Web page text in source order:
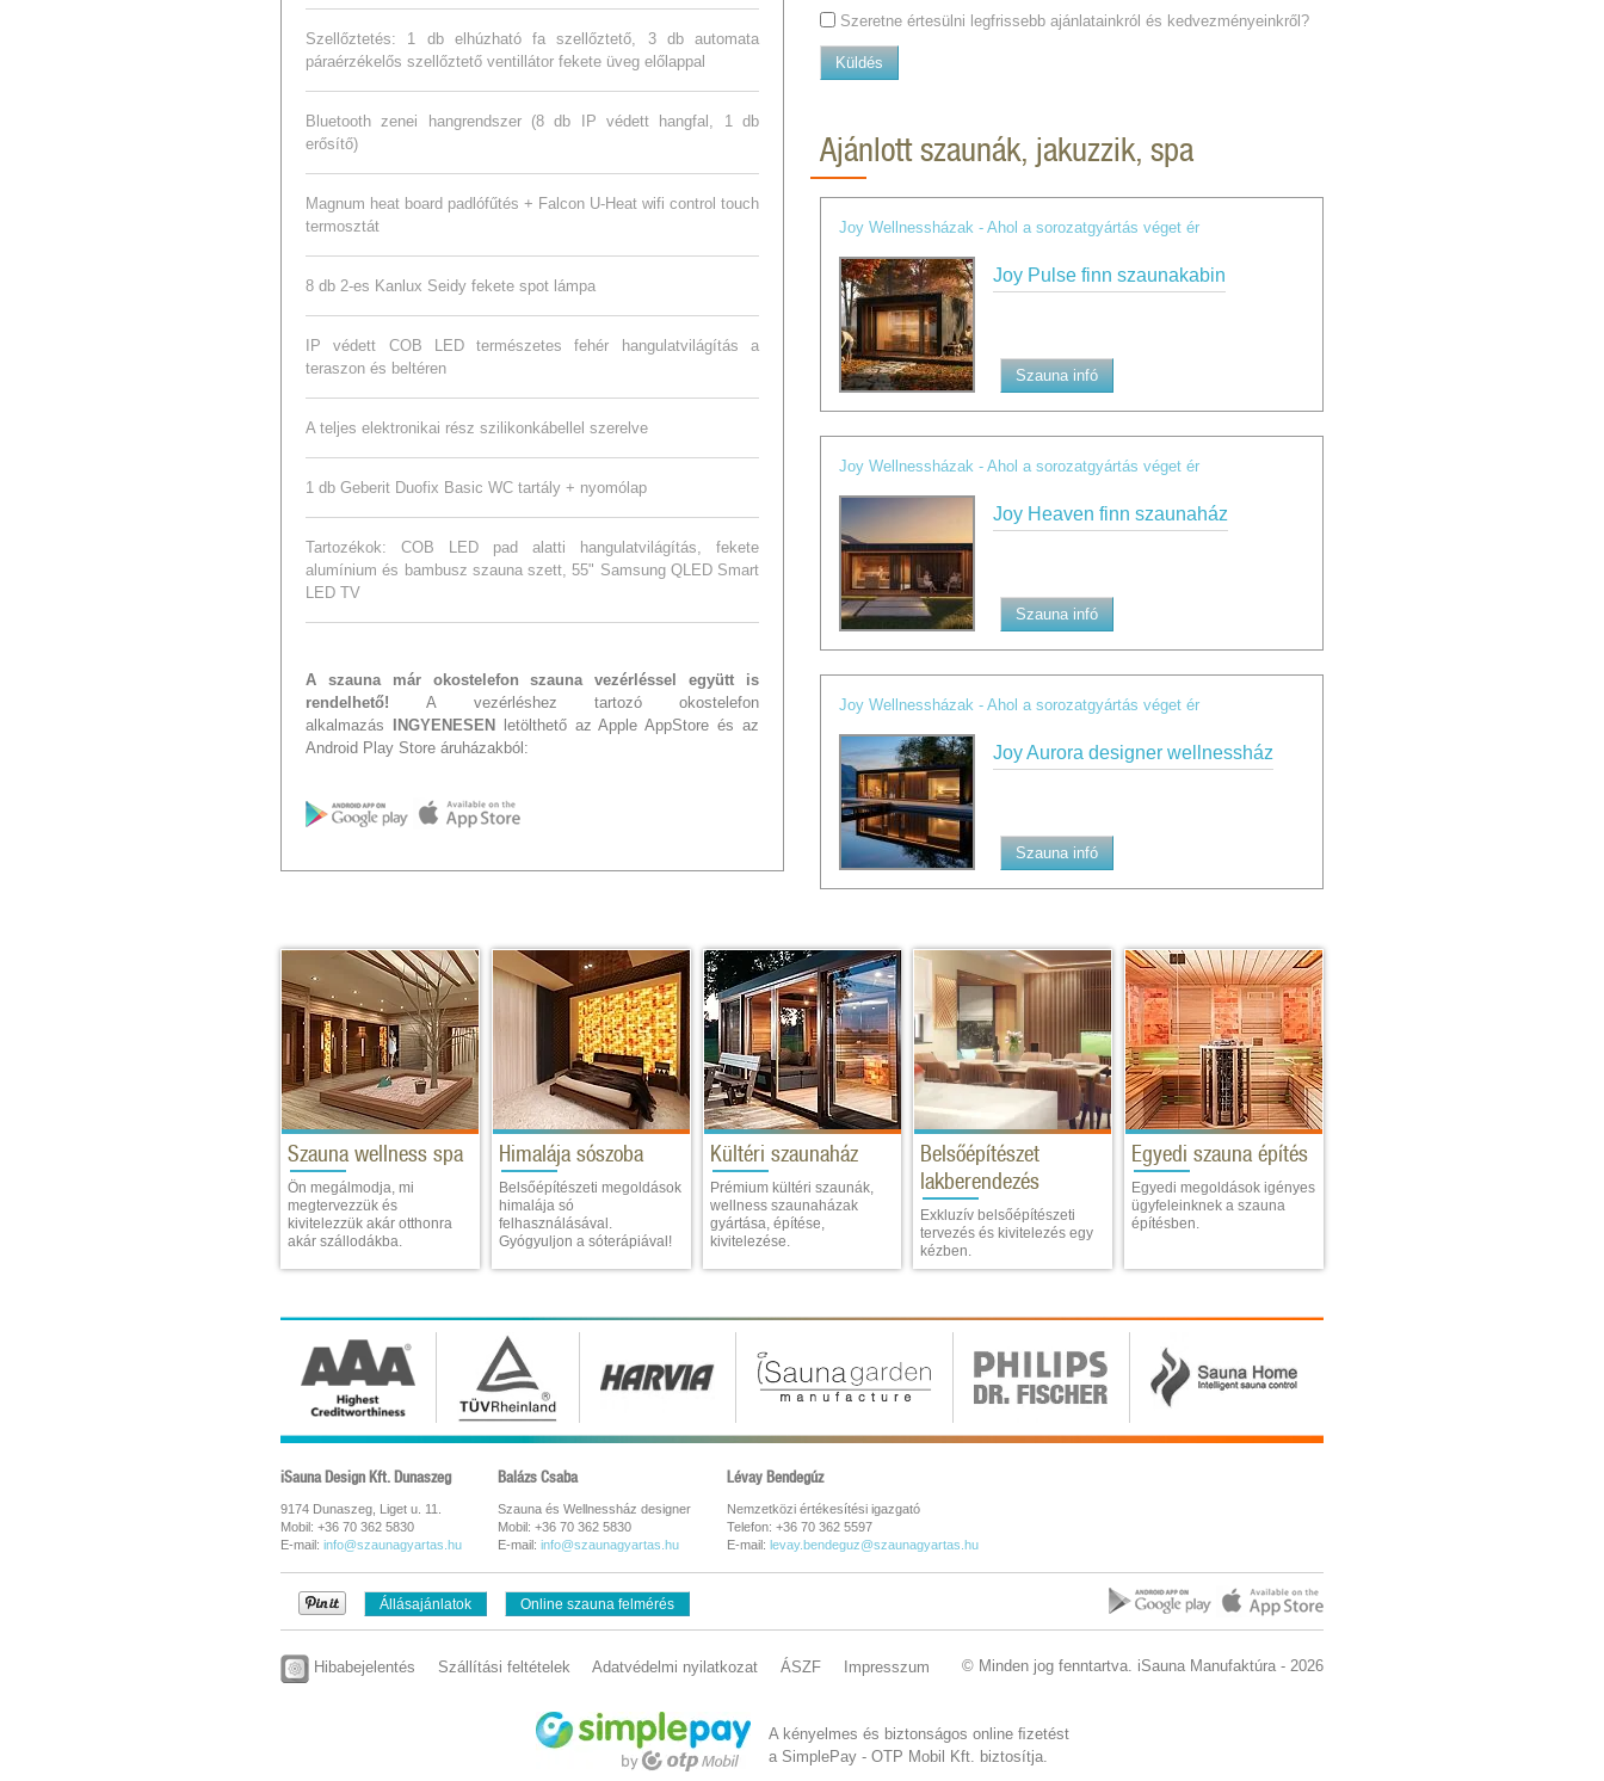
Szeretne értesülni legfrissebb ajánlatainkról és kedvezményeinkről?
Küldés
Ajánlott szaunák, jakuzzik, spa
Joy Wellnessházak - Ahol a sorozatgyártás véget ér
Joy Pulse finn szaunakabin
Szauna infó
Joy Wellnessházak - Ahol a sorozatgyártás véget ér
Joy Heaven finn szaunaház
Szauna infó
Joy Wellnessházak - Ahol a sorozatgyártás véget ér
Joy Aurora designer wellnessház
Szauna infó
Szellőztetés: 1 db elhúzható fa szellőztető, 3 db automata
páraérzékelős szellőztető ventillátor fekete üveg előlappal
Bluetooth zenei hangrendszer (8 db IP védett hangfal, 1 db
erősítő)
Magnum heat board padlófűtés + Falcon U-Heat wifi control touch
termosztát
8 db 2-es Kanlux Seidy fekete spot lámpa
IP védett COB LED természetes fehér hangulatvilágítás a
teraszon és beltéren
A teljes elektronikai rész szilikonkábellel szerelve
1 db Geberit Duofix Basic WC tartály + nyomólap
Tartozékok: COB LED pad alatti hangulatvilágítás, fekete
alumínium és bambusz szauna szett, 55" Samsung QLED Smart
LED TV
A szauna már okostelefon szauna vezérléssel együtt is
rendelhető! A vezérléshez tartozó okostelefon
alkalmazás
INGYENESEN
letölthető az Apple AppStore és az
Android Play Store áruházakból:
Szauna wellness spa
Ön megálmodja, mi
megtervezzük és
kivitelezzük akár otthonra
akár szállodákba.
Himalája sószoba
Belsőépítészeti megoldások
himalája só
felhasználásával.
Gyógyuljon a sóterápiával!
Kültéri szaunaház
Prémium kültéri szaunák,
wellness szaunaházak
gyártása, építése,
kivitelezése.
Belsőépítészet
lakberendezés
Exkluzív belsőépítészeti
tervezés és kivitelezés egy
kézben.
Egyedi szauna építés
Egyedi megoldások igényes
ügyfeleinknek a szauna
építésben.
iSauna Design Kft. Dunaszeg
9174 Dunaszeg, Liget u. 11.
Mobil: +36 70 362 5830
E-mail: info@szaunagyartas.hu
Balázs Csaba
Szauna és Wellnessház designer
Mobil: +36 70 362 5830
E-mail: info@szaunagyartas.hu
Lévay Bendegúz
Nemzetközi értékesítési igazgató
Telefon: +36 70 362 5597
E-mail: levay.bendeguz@szaunagyartas.hu
Állásajánlatok Online szauna felmérés
Hibabejelentés Szállítási feltételek Adatvédelmi nyilatkozat ÁSZF Impresszum © Minden jog fenntartva. iSauna Manufaktúra - 2026
A kényelmes és biztonságos online ﬁzetést
a SimplePay - OTP Mobil Kft. biztosítja.